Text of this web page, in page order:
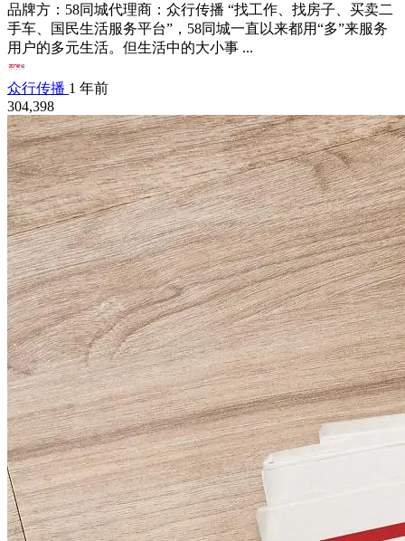
品牌方：58同城代理商：众行传播 “找工作、找房子、买卖二
手车、国民生活服务平台”，58同城一直以来都用“多”来服务
用户的多元生活。但生活中的大小事 ...
众行传播 1 年前
304,398